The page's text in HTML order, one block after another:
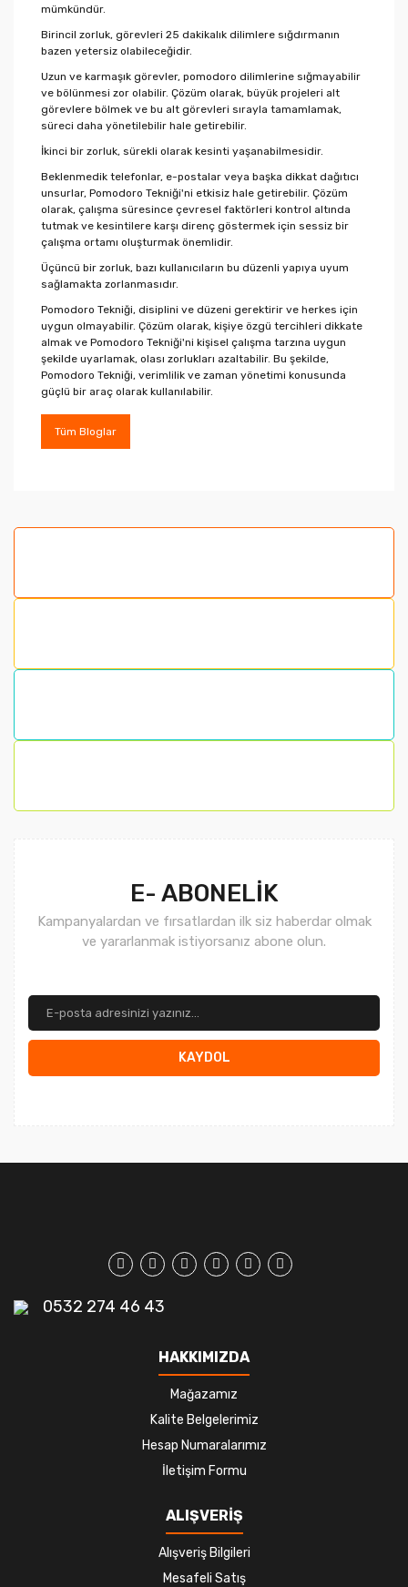
mümkündür.
Birincil zorluk, görevleri 25 dakikalık dilimlere sığdırmanın
bazen yetersiz olabileceğidir.
Uzun ve karmaşık görevler, pomodoro dilimlerine sığmayabilir
ve bölünmesi zor olabilir. Çözüm olarak, büyük projeleri alt
görevlere bölmek ve bu alt görevleri sırayla tamamlamak,
süreci daha yönetilebilir hale getirebilir.
İkinci bir zorluk, sürekli olarak kesinti yaşanabilmesidir.
Beklenmedik telefonlar, e-postalar veya başka dikkat dağıtıcı
unsurlar, Pomodoro Tekniği'ni etkisiz hale getirebilir. Çözüm
olarak, çalışma süresince çevresel faktörleri kontrol altında
tutmak ve kesintilere karşı direnç göstermek için sessiz bir
çalışma ortamı oluşturmak önemlidir.
Üçüncü bir zorluk, bazı kullanıcıların bu düzenli yapıya uyum
sağlamakta zorlanmasıdır.
Pomodoro Tekniği, disiplini ve düzeni gerektirir ve herkes için
uygun olmayabilir. Çözüm olarak, kişiye özgü tercihleri dikkate
almak ve Pomodoro Tekniği'ni kişisel çalışma tarzına uygun
şekilde uyarlamak, olası zorlukları azaltabilir. Bu şekilde,
Pomodoro Tekniği, verimlilik ve zaman yönetimi konusunda
güçlü bir araç olarak kullanılabilir.
Tüm Bloglar
E- ABONELİK
Kampanyalardan ve fırsatlardan ilk siz haberdar olmak
ve yararlanmak istiyorsanız abone olun.
KAYDOL
0532 274 46 43
HAKKIMIZDA
Mağazamız
Kalite Belgelerimiz
Hesap Numaralarımız
İletişim Formu
ALIŞVERİŞ
Alışveriş Bilgileri
Mesafeli Satış